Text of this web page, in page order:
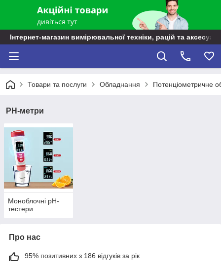
Інтернет-магазин вимірювальної техніки, рацій та
Товари та послуги Обладнання Потенціометричне
РН-метри
Моноблочні pH-
тестери
Про нас
95% позитивних з 186 відгуків за рік